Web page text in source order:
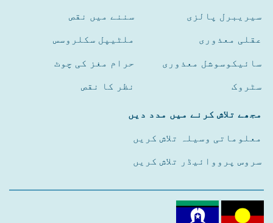
سیریبرل پالزی
سننے میں نقص
عقلی معذوری
ملٹیپل سکلروسس
سائیکوسوشل معذوری
حرام مغز کی چوٹ
سٹروک
نظر کا نقص
مجھے تلاش کرنے میں مدد دیں
معلوماتی وسیلہ تلاش کریں
سروس پرووائیڈر تلاش کریں